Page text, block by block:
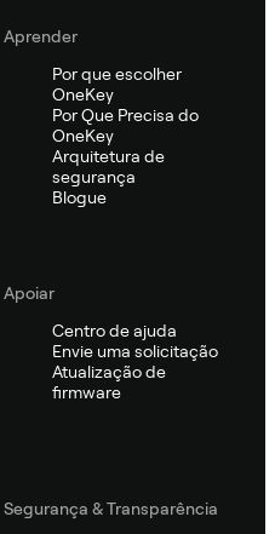
Aprender
Por que escolher
OneKey
Por Que Precisa do
OneKey
Arquitetura de
segurança
Blogue
Apoiar
Centro de ajuda
Envie uma solicitação
Atualização de
firmware
Segurança & Transparência